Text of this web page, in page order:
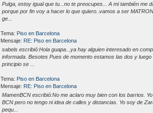
Pulga, estoy igual que tu...no te preocupes... A mi también me
porque por fin voy a hacer lo que quiero..vamos a ser
ge...
Tema: Piso en Barcelona
Mensaje: RE: Piso en Barcelona
sabels escribió:Hola guapa...ya hay alguien interesado en
informada. Besotes Pues de momento estamos las dos y
principio se ...
Tema: Piso en Barcelona
Mensaje: RE: Piso en Barcelona
MamenBCN escribió:No me aclaro muy bien con los barrios.
BCN pero no tengo ni idea de calles y distancias. Yo soy de
pequ...